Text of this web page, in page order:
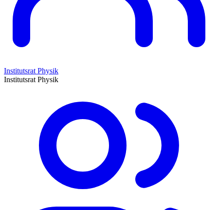
Institutsrat Physik
Institutsrat Physik